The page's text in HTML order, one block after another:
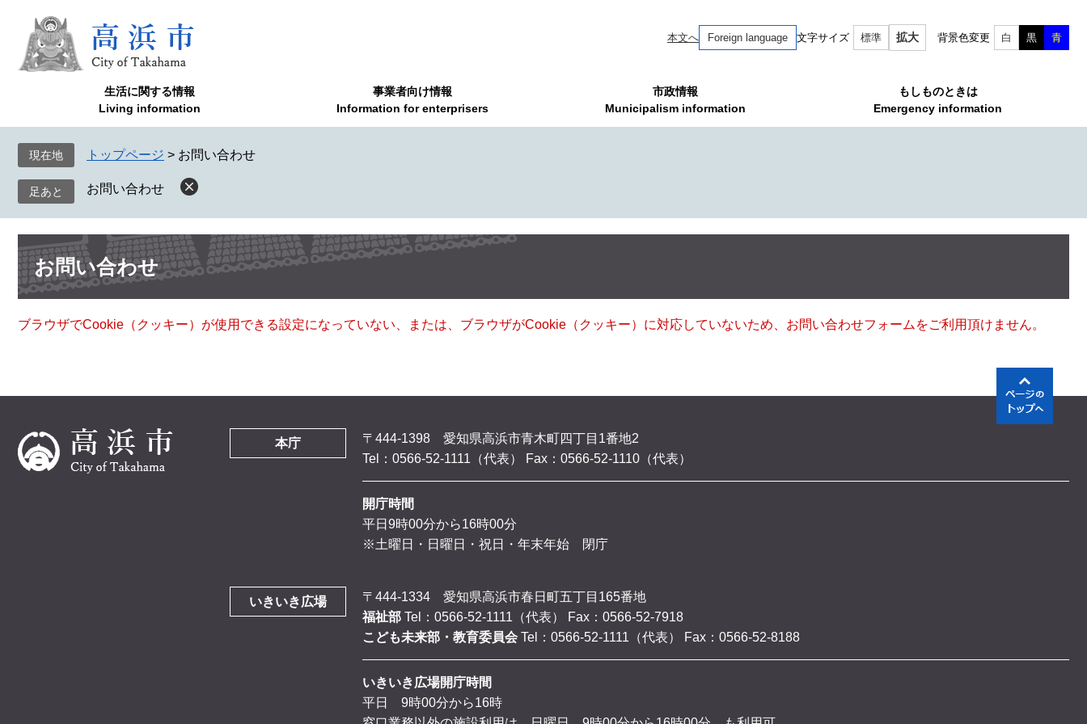
で
ば
へ
本文へ Foreign language 文字サイズ 標準 拡大 背景色変更 白 黒 青
生活に関する情報
Living information
事業者向け情報
Information for enterprisers
市政情報
Municipalism information
もしものときは
Emergency information
現在地 トップページ > お問い合わせ
お問い合わせ
本
文 お問い合わせ
ブラウザでCookie（クッキー）が使用できる設定になっていない、または、ブラウザがCookie（クッキー）に対応していないため、お問い合わせフォームをご利用頂けません。
本庁
〒444-1398 愛知県高浜市青木町四丁目1番地2
Tel：0566-52-1111（代表）
Fax：0566-52-1110（代表）
開庁時間
平日9時00分から16時00分
※土曜日・日曜日・祝日・年末年始 閉庁
いきいき広場
〒444-1334 愛知県高浜市春日町五丁目165番地
福祉部 Tel：0566-52-1111（代表）
Fax：0566-52-7918
こども未来部・教育委員会 Tel：0566-52-1111（代表） Fax：0566-52-8188
いきいき広場開庁時間
平日 9時00分から16時